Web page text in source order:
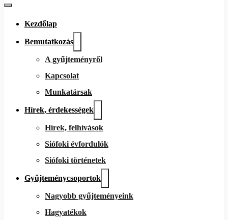
Kezdőlap
Bemutatkozás
A gyűjteményről
Kapcsolat
Munkatársak
Hírek, érdekességek
Hírek, felhívások
Siófoki évfordulók
Siófoki történetek
Gyűjteménycsoportok
Nagyobb gyűjteményeink
Hagyatékok